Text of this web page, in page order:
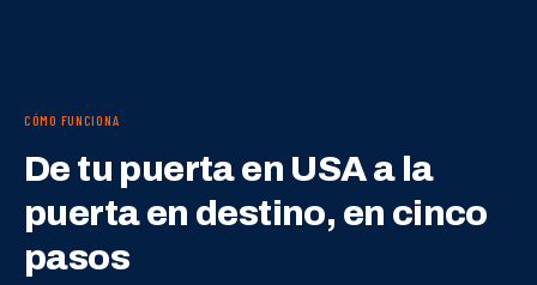
CÓMO FUNCIONA
De tu puerta en USA a la
puerta en destino, en cinco
pasos